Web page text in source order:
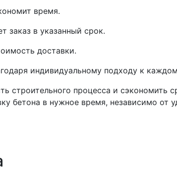
время.
заказ в указанный срок.
доставки.
индивидуальному подходу к
строительного процесса и сэкономить
бетона в нужное время, независимо от